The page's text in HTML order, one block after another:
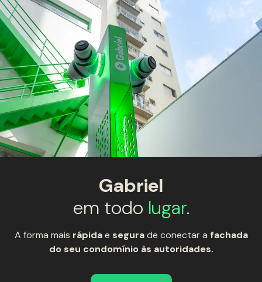
Gabriel
em todo lugar.
A forma mais rápidae segurade conectar a fachada
do seu condomínio às autoridades.